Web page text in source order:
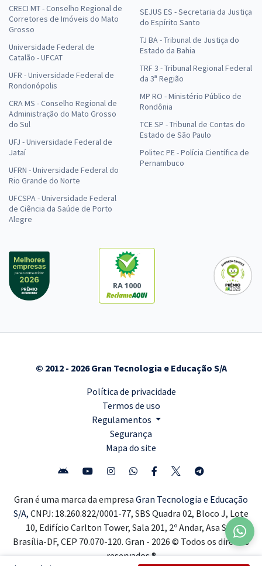
CRECI MT - Conselho Regional de
Corretores de Imóveis do Mato
Grosso
Universidade Federal de
Catalão - UFCAT
UFR - Universidade Federal de
Rondonópolis
CRA MS - Conselho Regional de
Administração do Mato Grosso
do Sul
UFJ - Universidade Federal de
Jataí
UFRN - Universidade Federal do
Rio Grande do Norte
UFCSPA - Universidade Federal
de Ciência da Saúde de Porto
Alegre
SEJUS ES - Secretaria da Justiça
do Espírito Santo
TJ BA - Tribunal de Justiça do
Estado da Bahia
TRF 3 - Tribunal Regional Federal
da 3ª Região
MP RO - Ministério Público de
Rondônia
TCE SP - Tribunal de Contas do
Estado de São Paulo
Politec PE - Polícia Científica de
Pernambuco
RA 1000
© 2012 - 2026 Gran Tecnologia e Educação S/A
Política de privacidade
Termos de uso
Regulamentos
Segurança
Mapa do site
Gran é uma marca da empresa Gran Tecnologia e Educação
S/A, CNPJ: 18.260.822/0001-77, SBS Quadra 02, Bloco J, Lote
10, Edifício Carlton Tower, Sala 201, 2º Andar, Asa Sul,
Brasília-DF, CEP 70.070-120. Gran - 2026 © Todos os direitos
reservados ®